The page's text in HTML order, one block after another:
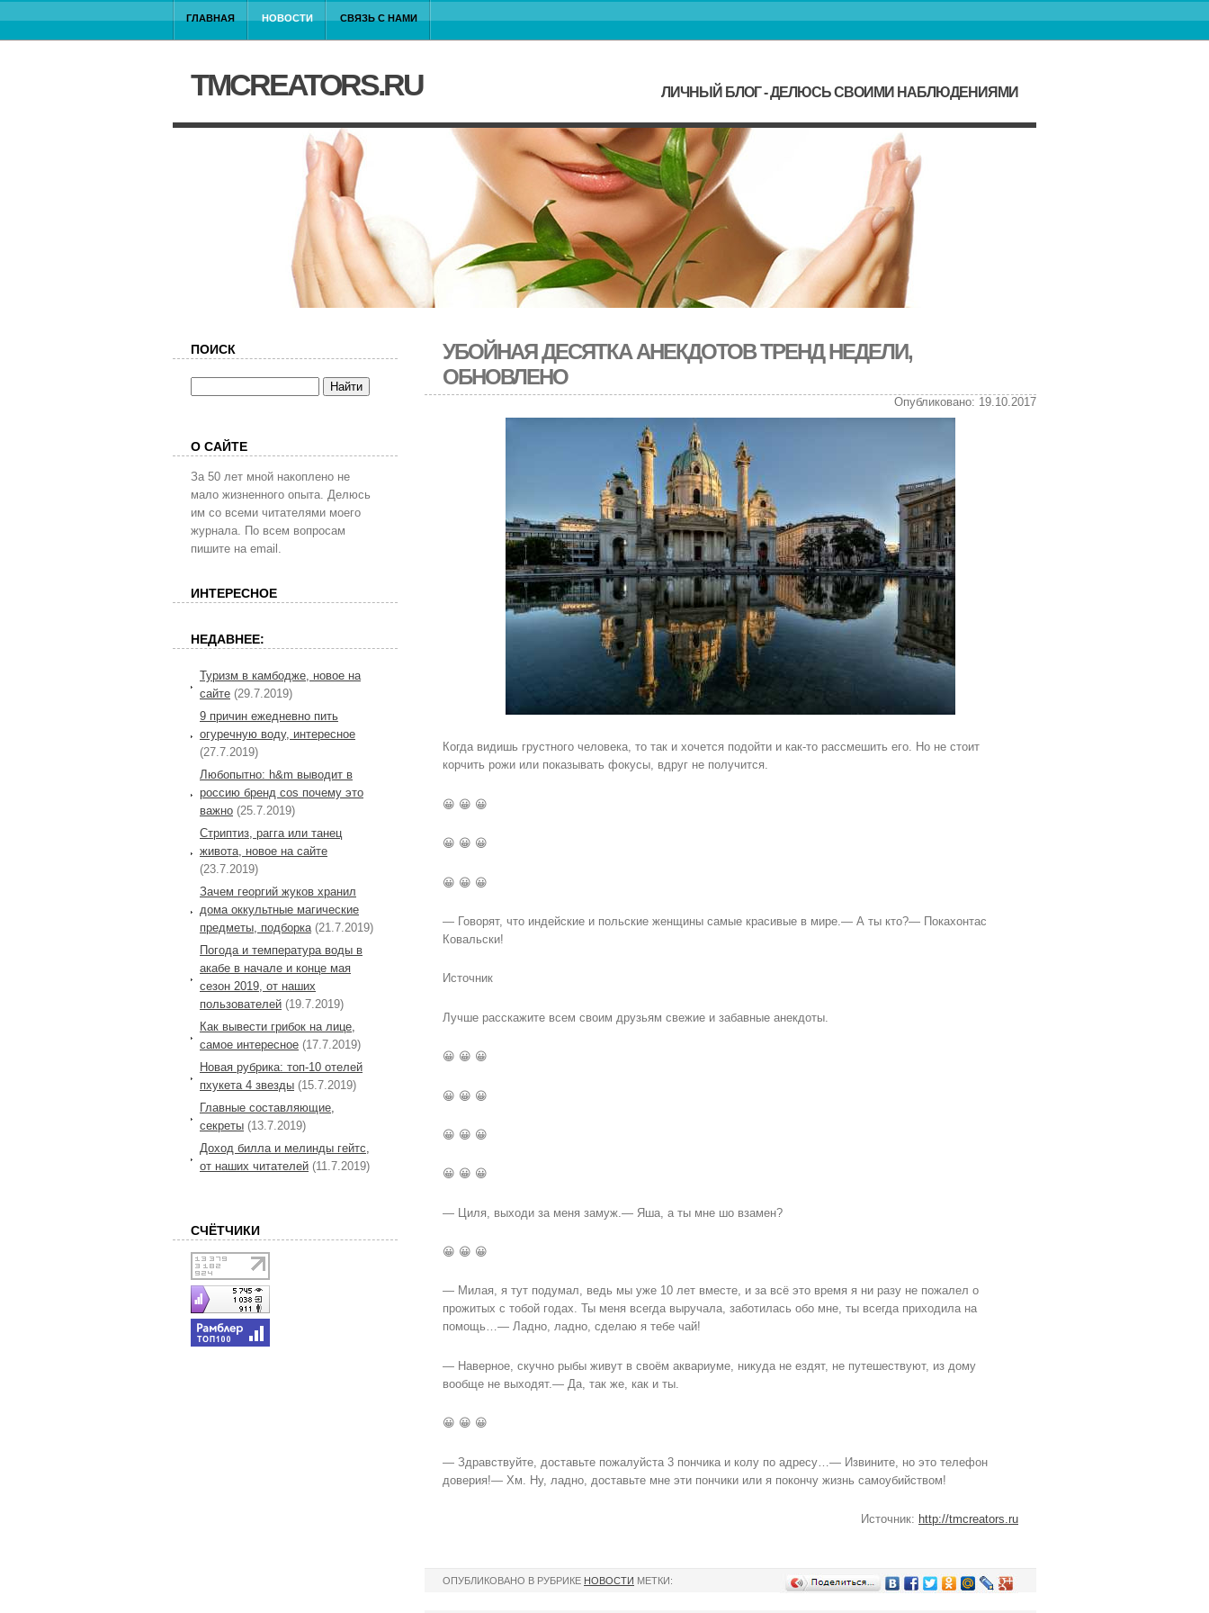
ГЛАВНАЯ НОВОСТИ СВЯЗЬ С НАМИ
TMCREATORS.RU ЛИЧНЫЙ БЛОГ - ДЕЛЮСЬ СВОИМИ НАБЛЮДЕНИЯМИ
УБОЙНАЯ ДЕСЯТКА АНЕКДОТОВ ТРЕНД НЕДЕЛИ,
ОБНОВЛЕНО
Опубликовано: 19.10.2017
Когда видишь грустного человека, то так и хочется подойти и как-то рассмешить его. Но не стоит
корчить рожи или показывать фокусы, вдруг не получится.
😀 😀 😀
😀 😀 😀
😀 😀 😀
— Говорят, что индейские и польские женщины самые красивые в мире.— А ты кто?— Покахонтас
Ковальски!
Источник
Лучше расскажите всем своим друзьям свежие и забавные анекдоты.
😀 😀 😀
😀 😀 😀
😀 😀 😀
😀 😀 😀
— Циля, выходи за меня замуж.— Яша, а ты мне шо взамен?
😀 😀 😀
— Милая, я тут подумал, ведь мы уже 10 лет вместе, и за всё это время я ни разу не пожалел о
прожитых с тобой годах. Ты меня всегда выручала, заботилась обо мне, ты всегда приходила на
помощь…— Ладно, ладно, сделаю я тебе чай!
— Наверное, скучно рыбы живут в своём аквариуме, никуда не ездят, не путешествуют, из дому
вообще не выходят.— Да, так же, как и ты.
😀 😀 😀
— Здравствуйте, доставьте пожалуйста 3 пончика и колу по адресу…— Извините, но это телефон
доверия!— Хм. Ну, ладно, доставьте мне эти пончики или я покончу жизнь самоубийством!
Источник: http://tmcreators.ru
ОПУБЛИКОВАНО В РУБРИКЕ НОВОСТИ МЕТКИ:
ПОИСК
О САЙТЕ
За 50 лет мной накоплено не
мало жизненного опыта. Делюсь
им со всеми читателями моего
журнала. По всем вопросам
пишите на email.
ИНТЕРЕСНОЕ
НЕДАВНЕЕ:
Туризм в камбодже, новое на
сайте (29.7.2019)
9 причин ежедневно пить
огуречную воду, интересное
(27.7.2019)
Любопытно: h&m выводит в
россию бренд cos почему это
важно (25.7.2019)
Стриптиз, рагга или танец
живота, новое на сайте
(23.7.2019)
Зачем георгий жуков хранил
дома оккультные магические
предметы, подборка (21.7.2019)
Погода и температура воды в
акабе в начале и конце мая
сезон 2019, от наших
пользователей (19.7.2019)
Как вывести грибок на лице,
самое интересное (17.7.2019)
Новая рубрика: топ-10 отелей
пхукета 4 звезды (15.7.2019)
Главные составляющие,
секреты (13.7.2019)
Доход билла и мелинды гейтс,
от наших читателей (11.7.2019)
СЧЁТЧИКИ